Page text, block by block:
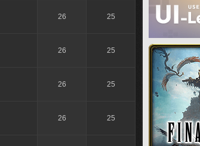
26 25
26 25
26 25
26 25